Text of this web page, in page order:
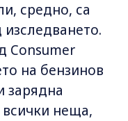
средно, са
Consumer
на бензинов
зарядна
всички неща,